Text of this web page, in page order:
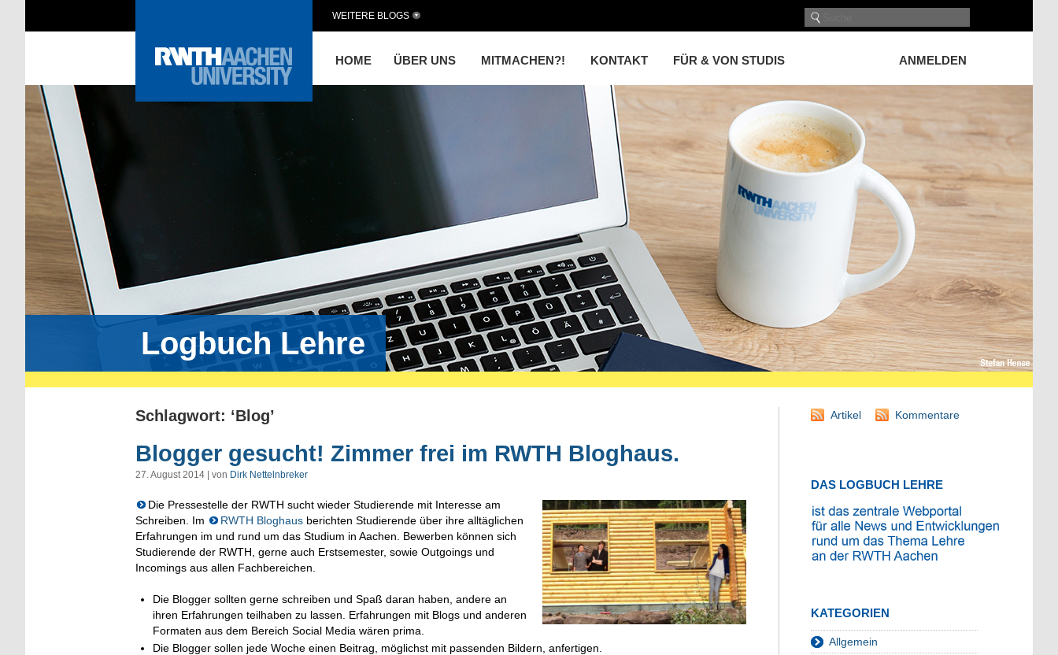
HOME ÜBER UNS MITMACHEN?! KONTAKT FÜR & VON STUDIS ANMELDEN
WEITERE BLOGS
Logbuch Lehre
Schlagwort: ‘Blog’
Blogger gesucht! Zimmer frei im RWTH Bloghaus.
27. August 2014 | von Dirk Nettelnbreker
Die Pressestelle der RWTH sucht wieder Studierende mit Interesse am
Schreiben. Im
RWTH Bloghaus berichten Studierende über ihre alltäglichen
Erfahrungen im und rund um das Studium in Aachen. Bewerben können sich
Studierende der RWTH, gerne auch Erstsemester, sowie Outgoings und
Incomings aus allen Fachbereichen.
Die Blogger sollten gerne schreiben und Spaß daran haben, andere an
ihren Erfahrungen teilhaben zu lassen. Erfahrungen mit Blogs und anderen
Formaten aus dem Bereich Social Media wären prima.
Die Blogger sollen jede Woche einen Beitrag, möglichst mit passenden Bildern, anfertigen.
Artikel Kommentare
DAS LOGBUCH LEHRE
KATEGORIEN
Allgemein